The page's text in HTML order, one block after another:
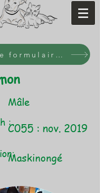
Remplir le formulaire d'adoption
Mâle
:
C055 : nov. 2019
Maskinongé